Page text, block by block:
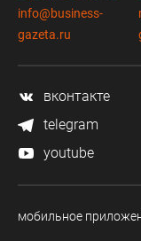
info@business-
gazeta.ru
вконтакте
telegram
youtube
мобильное